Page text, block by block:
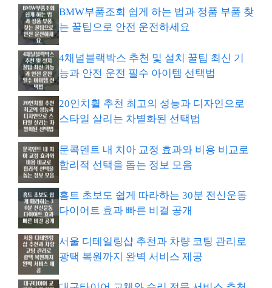
BMW부품조회 쉽게 하는 법과 정품 부품 찾
는 꿀팁으로 안전 운전하세요
4채널블랙박스 추천 및 설치 꿀팁 최신 기
능과 안전 운전 필수 아이템 선택법
20인치휠 추천 최고의 성능과 디자인으로
스타일 살리는 차별화된 선택법
문콕덴트 내 치아 교정 효과와 비용 비교로
합리적 선택을 돕는 정보 모음
홈트 초보도 쉽게 따라하는 30분 전신운동
다이어트 효과 빠른 비결 공개
서울 디테일링샵 추천과 차량 코팅 관리로
광택 복원까지 완벽 서비스 제공